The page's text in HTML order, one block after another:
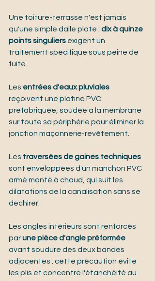
Une toiture-terrasse n'est jamais
qu'une simple dalle plate : dix à quinze
points singuliers exigent un
traitement spécifique sous peine de
fuite.
Les entrées d'eaux pluviales
reçoivent une platine PVC
préfabriquée, soudée à la membrane
sur toute sa périphérie pour éliminer la
jonction maçonnerie-revêtement.
Les traversées de gaines techniques
sont enveloppées d'un manchon PVC
armé monté à chaud, qui suit les
dilatations de la canalisation sans se
déchirer.
Les angles intérieurs sont renforcés
par une pièce d'angle préformée
avant soudure des deux bandes
adjacentes : cette précaution évite
les plis et concentre l'étanchéité au